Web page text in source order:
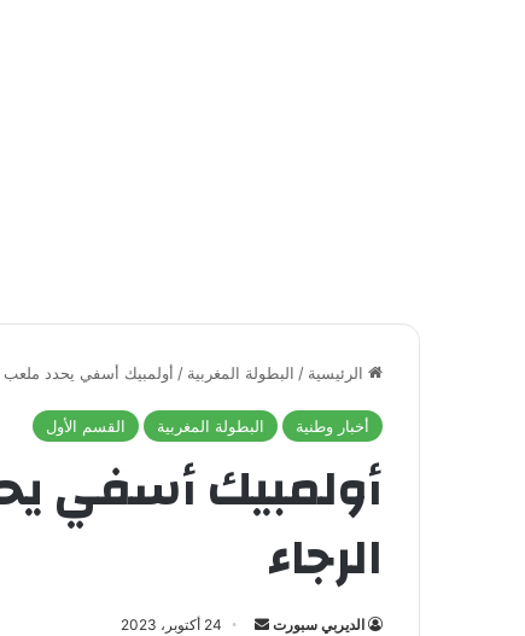
الرئيسية / البطولة المغربية / أولمبيك أسفي يحدد ملعب
أخبار وطنية البطولة المغربية القسم الأول
أولمبيك أسفي
الرجاء
الديربي سبورت 24 أكتوبر، 2023